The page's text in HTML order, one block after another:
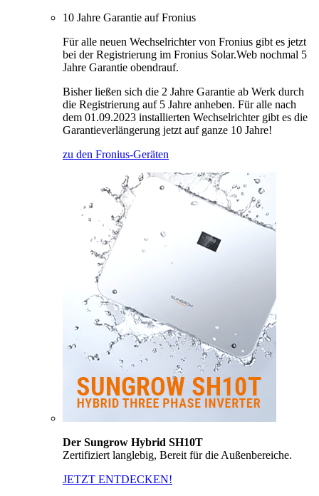
10 Jahre Garantie auf Fronius
Für alle neuen Wechselrichter von Fronius gibt es jetzt
bei der Registrierung im Fronius Solar.Web nochmal 5
Jahre Garantie obendrauf.
Bisher ließen sich die 2 Jahre Garantie ab Werk durch
die Registrierung auf 5 Jahre anheben. Für alle nach
dem 01.09.2023 installierten Wechselrichter gibt es die
Garantieverlängerung jetzt auf ganze 10 Jahre!
zu den Fronius-Geräten
Der Sungrow Hybrid SH10T
Zertifiziert langlebig, Bereit für die Außenbereiche.
JETZT ENTDECKEN!